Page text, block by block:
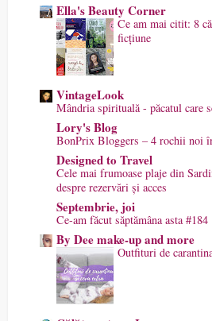
Ella's Beauty Corner
Ce am mai citit: 8
ficțiune
VintageLook
Mândria spirituală - păcatul care
Lory's Blog
BonPrix Bloggers – 4 rochii noi
Designed to Travel
Cele mai frumoase plaje din
despre rezervări și acces
Septembrie, joi
Ce-am făcut săptămâna asta #184
By Dee make-up and more
Outfituri de